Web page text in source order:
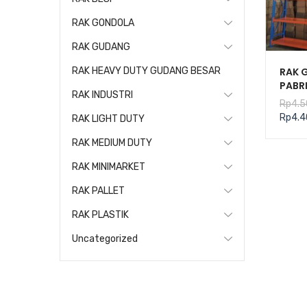
RAK
TIPE
300
Rp
Rp
RAK GONDOLA
RAK GUDANG
RAK HEAVY DUTY GUDANG BESAR
RAK INDUSTRI
RAK LIGHT DUTY
RAK MEDIUM DUTY
RAK MINIMARKET
RAK PALLET
RAK PLASTIK
Uncategorized